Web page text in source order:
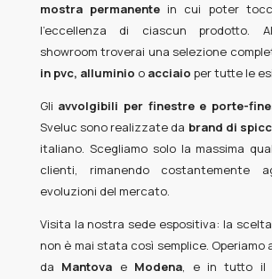
mostra permanente in cui poter
l’eccellenza di ciascun prodotto.
showroom troverai una selezione
in pvc, alluminio o acciaio per tutte le
Gli avvolgibili per finestre e porte-
Sveluc sono realizzate da brand di
italiano. Scegliamo solo la massima
clienti, rimanendo costantemente
evoluzioni del mercato.
Visita la nostra sede espositiva: la
non è mai stata così semplice. Operiamo
da Mantova e Modena, e in tutto il